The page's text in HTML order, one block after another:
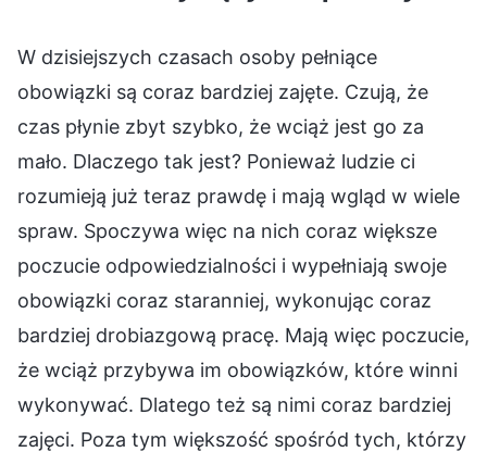
W dzisiejszych czasach osoby pełniące
obowiązki są coraz bardziej zajęte. Czują, że
czas płynie zbyt szybko, że wciąż jest go za
mało. Dlaczego tak jest? Ponieważ ludzie ci
rozumieją już teraz prawdę i mają wgląd w wiele
spraw. Spoczywa więc na nich coraz większe
poczucie odpowiedzialności i wypełniają swoje
obowiązki coraz staranniej, wykonując coraz
bardziej drobiazgową pracę. Mają więc poczucie,
że wciąż przybywa im obowiązków, które winni
wykonywać. Dlatego też są nimi coraz bardziej
zajęci. Poza tym większość spośród tych, którzy